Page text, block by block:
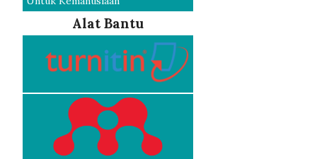
Alat Bantu